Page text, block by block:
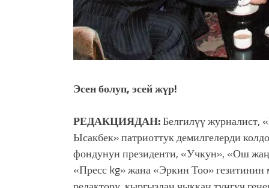
Эсен болуп, эсей жүр!
РЕДАКЦИЯДАН:Белгилүү журналист,
Ысакбек» патриоттук демилгелерди
фондунун президенти, «Учкун», «Ош
«Пресс kg» жана «Эркин Тоо» гезитинин